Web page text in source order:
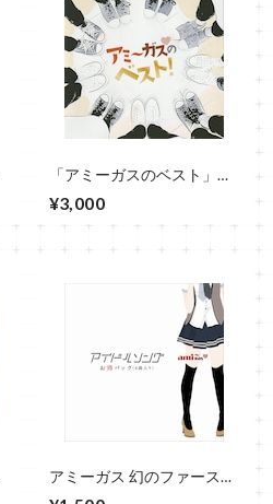
「アミーガスのベスト」ア
¥3,000
アミーガス 幻のファースト